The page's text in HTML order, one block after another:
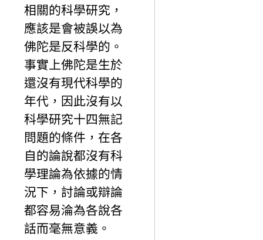
相關的科學研究，
應該是會被誤以為
佛陀是反科學的。
事實上佛陀是生於
還沒有現代科學的
年代，因此沒有以
科學研究十四無記
問題的條件，在各
自的論說都沒有科
學理論為依據的情
況下，討論或辯論
都容易淪為各說各
話而毫無意義。